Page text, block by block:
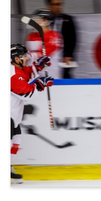
ml_191212_144.jpg